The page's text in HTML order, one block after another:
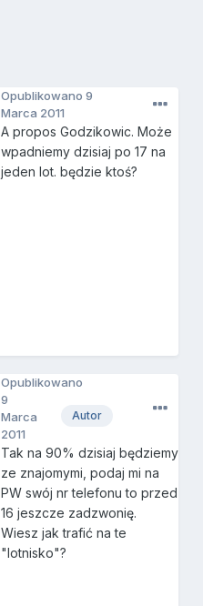
Opublikowano9
Marca 2011
A propos Godzikowic. Może
wpadniemy dzisiaj po 17 na
jeden lot. będzie ktoś?
Autor
Opublikowano
9
Marca
2011
Tak na 90% dzisiaj będziemy
ze znajomymi, podaj mi na
PW swój nr telefonu to przed
16 jeszcze zadzwonię.
Wiesz jak trafić na te
"lotnisko"?